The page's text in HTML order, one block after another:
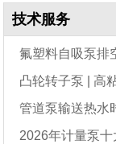
技术服务
氟塑料自吸泵排
凸轮转子泵 | 高
管道泵输送热水
2026年计量泵十